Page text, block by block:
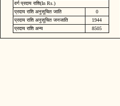
वर्ग प्रदाय राशि(In Rs.)
प्रदाय राशि अनुसूचित जाति
0
प्रदाय राशि अनुसूचित जनजाति
1944
प्रदाय राशि अन्य
8505